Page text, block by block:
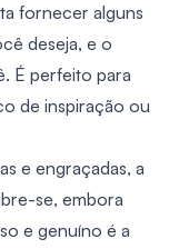
fornecer alguns
deseja, e o
É perfeito para
de inspiração ou
e engraçadas, a
se, embora
e genuíno é a